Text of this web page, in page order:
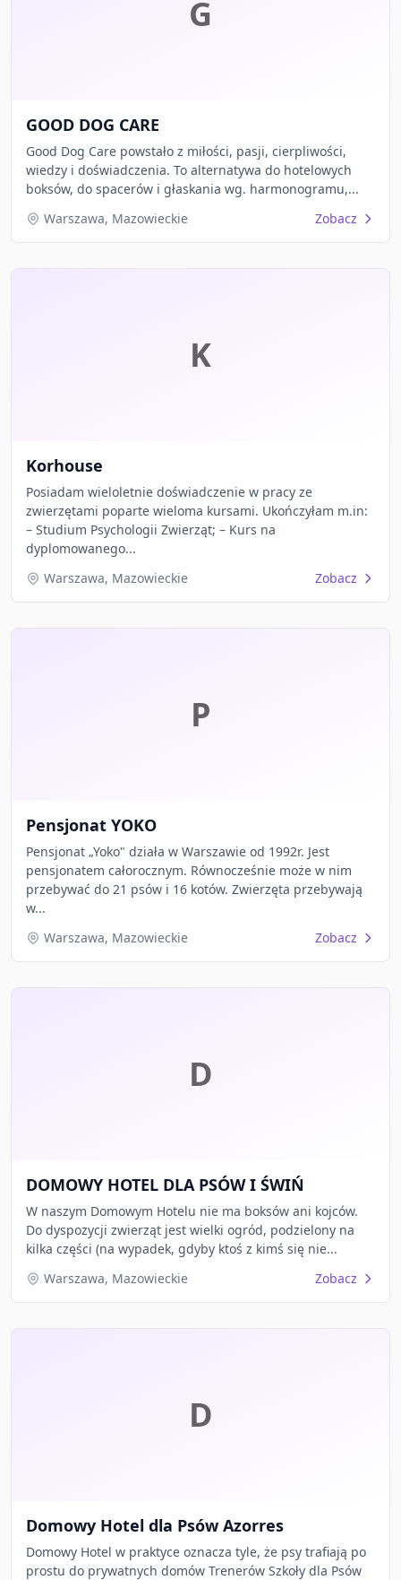
G
GOOD DOG CARE
Good Dog Care powstało z miłości, pasji, cierpliwości,
wiedzy i doświadczenia. To alternatywa do hotelowych
boksów, do spacerów i głaskania wg. harmonogramu,...
Warszawa, Mazowieckie
Zobacz
K
Korhouse
Posiadam wieloletnie doświadczenie w pracy ze
zwierzętami poparte wieloma kursami. Ukończyłam m.in:
– Studium Psychologii Zwierząt; – Kurs na
dyplomowanego...
Warszawa, Mazowieckie
Zobacz
P
Pensjonat YOKO
Pensjonat „Yoko" działa w Warszawie od 1992r. Jest
pensjonatem całorocznym. Równocześnie może w nim
przebywać do 21 psów i 16 kotów. Zwierzęta przebywają
w...
Warszawa, Mazowieckie
Zobacz
D
DOMOWY HOTEL DLA PSÓW I ŚWIŃ
W naszym Domowym Hotelu nie ma boksów ani kojców.
Do dyspozycji zwierząt jest wielki ogród, podzielony na
kilka części (na wypadek, gdyby ktoś z kimś się nie...
Warszawa, Mazowieckie
Zobacz
D
Domowy Hotel dla Psów Azorres
Domowy Hotel w praktyce oznacza tyle, że psy trafiają po
prostu do prywatnych domów Trenerów Szkoły dla Psów